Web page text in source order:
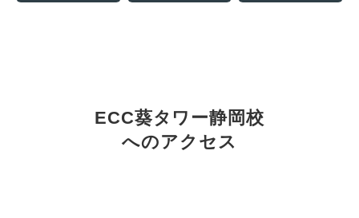
ECC葵タワー静岡校
へのアクセス